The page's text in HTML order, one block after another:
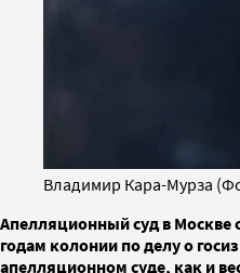
Владимир Кара-Мурза
Апелляционный суд в Москве
годам колонии по делу о
апелляционном суде, как и